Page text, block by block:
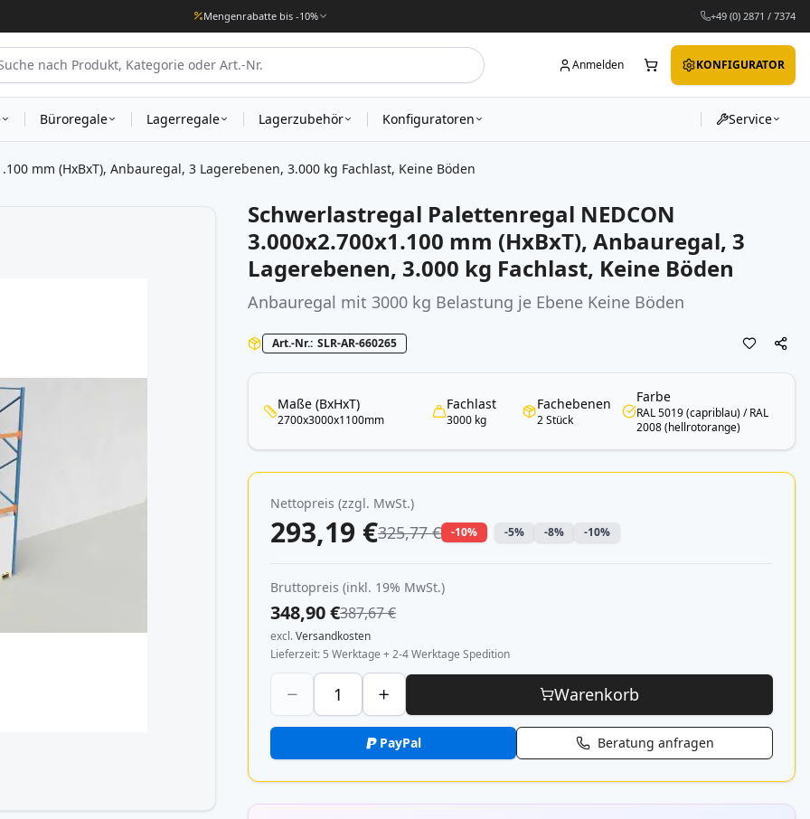
Mengenrabatte bis -10% +49 (0) 2871 / 7374
Anmelden KONFIGURATOR
Büroregale Lagerregale Lagerzubehör Konfiguratoren Service
mm (HxBxT), Anbauregal, 3 Lagerebenen, 3.000 kg Fachlast, Keine Böden
Schwerlastregal Palettenregal NEDCON
3.000x2.700x1.100 mm (HxBxT), Anbauregal, 3
Lagerebenen, 3.000 kg Fachlast, Keine Böden
Anbauregal mit 3000 kg Belastung je Ebene Keine Böden
Art.-Nr. SLR-AR-660265
Maße (BxHxT)
2700x3000x1100mm
Fachlast
3000 kg
Fachebenen
2 Stück
Farbe
RAL 5019 (capriblau) / RAL
2008 (hellrotorange)
Nettopreis (zzgl. MwSt.)
293,19 €325,77 € -10% -5% -8% -10%
Bruttopreis (inkl. 19% MwSt.)
348,90 €387,67 €
excl.Versandkosten
Lieferzeit 5 Werktage + 2-4 Werktage Spedition
Warenkorb
PayPal Beratung anfragen